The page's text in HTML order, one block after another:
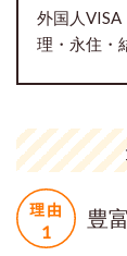
外国人
理・永住・
豊